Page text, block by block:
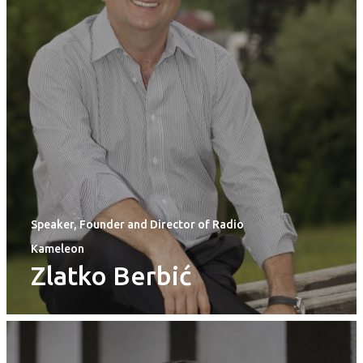
Speaker, Founder and Director of Radio
Kameleon
Zlatko Berbić